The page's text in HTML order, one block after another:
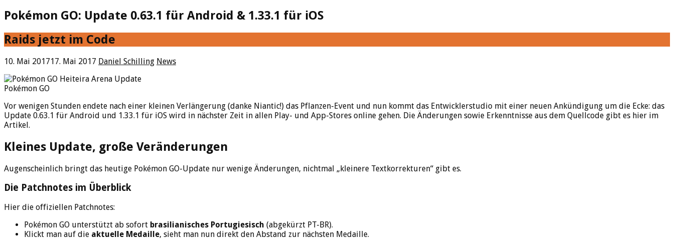
Pokémon GO: Update 0.63.1 für Android & 1.33.1 für iOS
Raids jetzt im Code
10. Mai 201717. Mai 2017 Daniel Schilling News
Pokémon GO
Vor wenigen Stunden endete nach einer kleinen Verlängerung (danke Niantic!) das Pflanzen-Event und nun kommt das Entwicklerstudio mit einer neuen Ankündigung um die Ecke: das
Update 0.63.1 für Android und 1.33.1 für iOS wird in nächster Zeit in allen Play- und App-Stores online gehen. Die Änderungen sowie Erkenntnisse aus dem Quellcode gibt es hier im
Artikel.
Kleines Update, große Veränderungen
Augenscheinlich bringt das heutige Pokémon GO-Update nur wenige Änderungen, nichtmal „kleinere Textkorrekturen“ gibt es.
Die Patchnotes im Überblick
Hier die offiziellen Patchnotes:
Pokémon GO unterstützt ab sofort brasilianisches Portugiesisch (abgekürzt PT-BR).
Klickt man auf die aktuelle Medaille, sieht man nun direkt den Abstand zur nächsten Medaille.